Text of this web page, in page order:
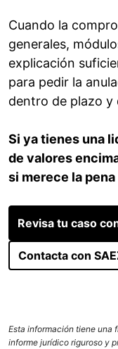
Cuando la
generales,
explicación
para pedir la
dentro de plazo y
Si ya tienes una
de valores
si merece la
Revisa tu caso
Contacta con
Esta información tiene una
informe jurídico riguroso y